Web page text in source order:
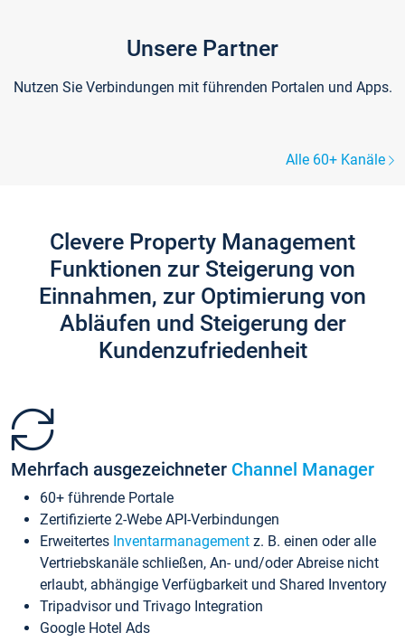
Unsere Partner
Nutzen Sie Verbindungen mit führenden Portalen und Apps.
Alle 60+ Kanäle
Clevere Property Management
Funktionen zur Steigerung von
Einnahmen, zur Optimierung von
Abläufen und Steigerung der
Kundenzufriedenheit
Mehrfach ausgezeichneter Channel Manager
60+ führende Portale
Zertifizierte 2-Webe API-Verbindungen
Erweitertes Inventarmanagement z. B. einen oder alle
Vertriebskanäle schließen, An- und/oder Abreise nicht
erlaubt, abhängige Verfügbarkeit und Shared Inventory
Tripadvisor und Trivago Integration
Google Hotel Ads